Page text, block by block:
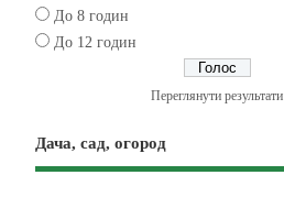
До 8 годин
До 12 годин
Переглянути результати
Дача, сад, огород